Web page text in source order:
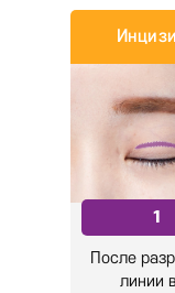
1
После
линии